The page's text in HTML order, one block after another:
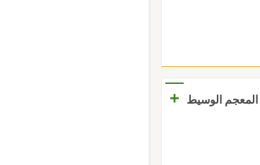
المعجم الوسيط +